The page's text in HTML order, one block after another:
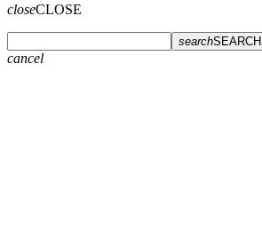
closeCLOSE
searchSEARCH
cancel